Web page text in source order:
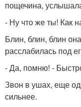
пощечина,
- Ну что же ты! Как
Блин, блин, блин
расслабилась под
- Да, помню! -
Звон в ушах, еще
сильнее.